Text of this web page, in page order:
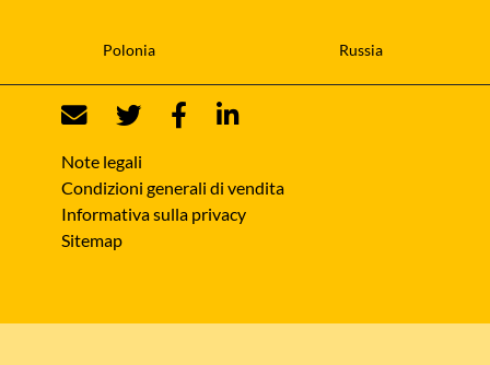
Polonia Russia
Note legali
Condizioni generali di vendita
Informativa sulla privacy
Sitemap